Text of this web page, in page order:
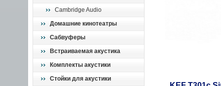
Cambridge Audio
Домашние кинотеатры
Сабвуферы
Встраиваемая акустика
Комплекты акустики
Стойки для акустики